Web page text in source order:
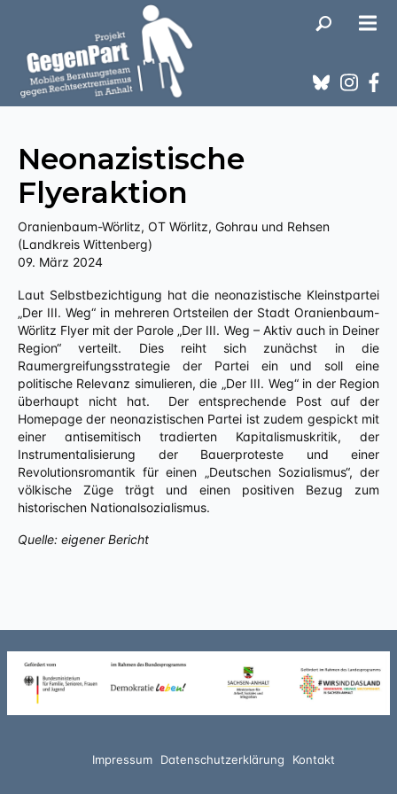
Neonazistische
Flyeraktion
Oranienbaum-Wörlitz, OT Wörlitz, Gohrau und Rehsen
(Landkreis Wittenberg)
09. März 2024
Laut Selbstbezichtigung hat die neonazistische Kleinstpartei
„Der III. Weg“ in mehreren Ortsteilen der Stadt Oranienbaum-
Wörlitz Flyer mit der Parole „Der III. Weg – Aktiv auch in Deiner
Region“ verteilt. Dies reiht sich zunächst in die
Raumergreifungsstrategie der Partei ein und soll eine
politische Relevanz simulieren, die „Der III. Weg“ in der Region
überhaupt nicht hat. Der entsprechende Post auf der
Homepage der neonazistischen Partei ist zudem gespickt mit
einer antisemitisch tradierten Kapitalismuskritik, der
Instrumentalisierung der Bauerproteste und einer
Revolutionsromantik für einen „Deutschen Sozialismus“, der
völkische Züge trägt und einen positiven Bezug zum
historischen Nationalsozialismus.
Quelle: eigener Bericht
Impressum Datenschutzerklärung Kontakt